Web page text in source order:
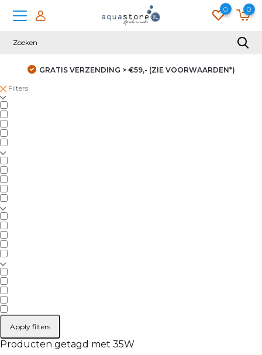
0 0
GRATIS VERZENDING > €59,- (ZIE VOORWAARDEN*)
Filters
Apply filters
Producten getagd met 35W